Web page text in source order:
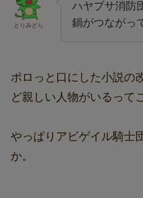
とりみどら
ハヤブサ消防
鍋がつながっ
ポロっと口にした小説の
ど親しい人物がいるって
やっぱりアビゲイル騎士
か。